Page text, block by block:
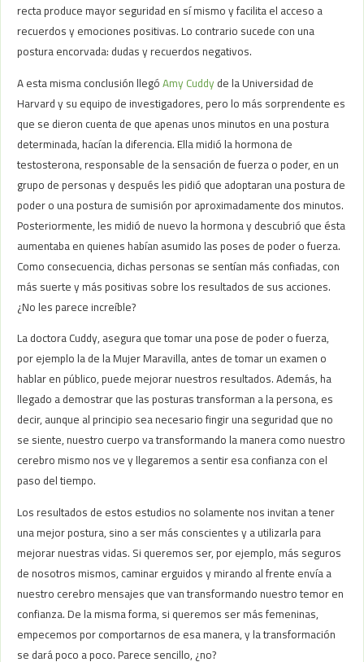
recta produce mayor seguridad en sí mismo y facilita el acceso a
recuerdos y emociones positivas. Lo contrario sucede con una
postura encorvada: dudas y recuerdos negativos.
A esta misma conclusión llegóAmy Cuddy de la Universidad de
Harvard y su equipo de investigadores, pero lo más sorprendente es
que se dieron cuenta de que apenas unos minutos en una postura
determinada, hacían la diferencia. Ella midió la hormona de
testosterona, responsable de la sensación de fuerza o poder, en un
grupo de personas y después les pidió que adoptaran una postura de
poder o una postura de sumisión por aproximadamente dos minutos.
Posteriormente, les midió de nuevo la hormona y descubrió que ésta
aumentaba en quienes habían asumido las poses de poder o fuerza.
Como consecuencia, dichas personas se sentían más confiadas, con
más suerte y más positivas sobre los resultados de sus acciones.
¿No les parece increíble?
La doctora Cuddy, asegura que tomar una pose de poder o fuerza,
por ejemplo la de la Mujer Maravilla, antes de tomar un examen o
hablar en público, puede mejorar nuestros resultados. Además, ha
llegado a demostrar que las posturas transforman a la persona, es
decir, aunque al principio sea necesario fingir una seguridad que no
se siente, nuestro cuerpo va transformando la manera como nuestro
cerebro mismo nos ve y llegaremos a sentir esa confianza con el
paso del tiempo.
Los resultados de estos estudios no solamente nos invitan a tener
una mejor postura, sino a ser más conscientes y a utilizarla para
mejorar nuestras vidas. Si queremos ser, por ejemplo, más seguros
de nosotros mismos, caminar erguidos y mirando al frente envía a
nuestro cerebro mensajes que van transformando nuestro temor en
confianza. De la misma forma, si queremos ser más femeninas,
empecemos por comportarnos de esa manera, y la transformación
se dará poco a poco. Parece sencillo, ¿no?